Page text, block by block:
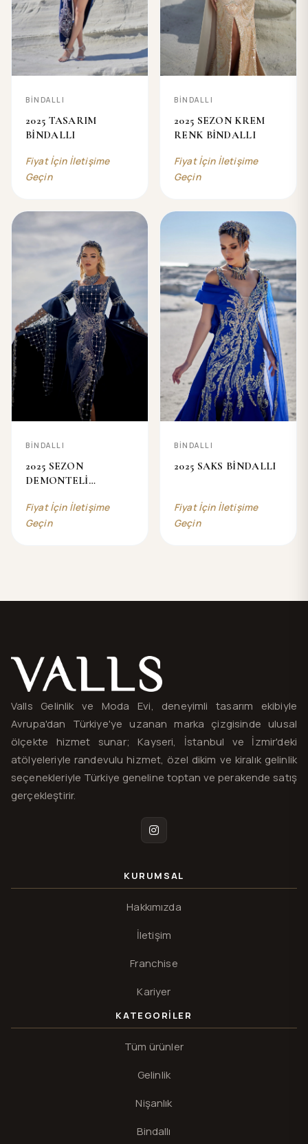
BİNDALLI
2025 TASARIM
BİNDALLI
Fiyat İçin İletişime
Geçin
BİNDALLI
2025 SEZON KREM
RENK BİNDALLI
Fiyat İçin İletişime
Geçin
BİNDALLI
2025 SEZON
DEMONTELİ
Fiyat İçin İletişime
Geçin
BİNDALLI
2025 SAKS BİNDALLI
Fiyat İçin İletişime
Geçin
Valls® — site haritası ve iletişim
Valls Gelinlik ve Moda Evi, deneyimli tasarım ekibiyle
Avrupa'dan Türkiye'ye uzanan marka çizgisinde ulusal
ölçekte hizmet sunar; Kayseri, İstanbul ve İzmir'deki
atölyeleriyle randevulu hizmet, özel dikim ve kiralık gelinlik
seçenekleriyle Türkiye geneline toptan ve perakende satış
gerçekleştirir.
Instagram
KURUMSAL
Hakkımızda
İletişim
Franchise
Kariyer
KATEGORILER
Tüm ürünler
Gelinlik
Nişanlık
Bindallı